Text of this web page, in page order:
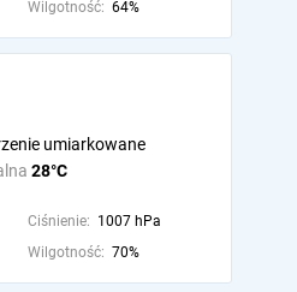
Wilgotność: 64%
28°C
umiarkowane
Ciśnienie: 1007 hPa
Wilgotność: 70%